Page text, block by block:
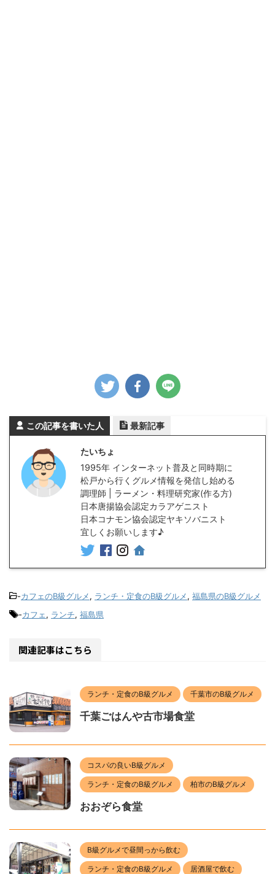
この記事を書いた人 最新記事
たいちょ
1995年 インターネット普及と同時期に
松戸から行くグルメ情報を発信し始める
調理師 | ラーメン・料理研究家(作る方)
日本唐揚協会認定カラアゲニスト
日本コナモン協会認定ヤキソバニスト
宜しくお願いします♪
-カフェのB級グルメ, ランチ・定食のB級グルメ, 福島県のB級グルメ
-カフェ, ランチ, 福島県
関連記事はこちら
ランチ・定食のB級グルメ 千葉市のB級グルメ
千葉ごはんや古市場食堂
コスパの良いB級グルメ
ランチ・定食のB級グルメ 柏市のB級グルメ
おおぞら食堂
B級グルメで昼間っから飲む
ランチ・定食のB級グルメ 居酒屋で飲む